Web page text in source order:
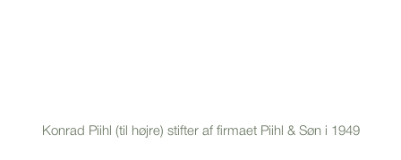
Konrad Piihl (til højre) stifter af firmaet Piihl & Søn i 1949